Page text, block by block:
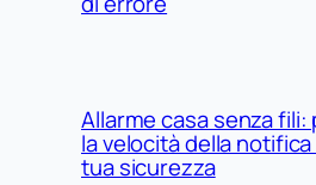
Allarme casa senza fili:
la velocità della notifica
tua sicurezza